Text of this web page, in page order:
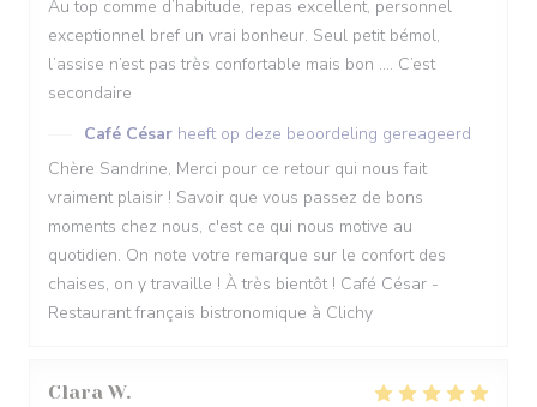
Au top comme d’habitude, repas excellent, personnel
exceptionnel bref un vrai bonheur. Seul petit bémol,
l’assise n’est pas très confortable mais bon …. C’est
secondaire
Café César heeft op deze beoordeling gereageerd
Chère Sandrine, Merci pour ce retour qui nous fait
vraiment plaisir ! Savoir que vous passez de bons
moments chez nous, c'est ce qui nous motive au
quotidien. On note votre remarque sur le confort des
chaises, on y travaille ! À très bientôt ! Café César -
Restaurant français bistronomique à Clichy
Clara W